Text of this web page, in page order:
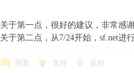
关于第一点，很好的建议，非常感
关于第二点，从7/24开始，sf.net进
回复 支持 反对